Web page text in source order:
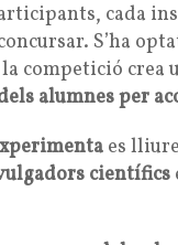
cada
S’ha
la competició crea
alumnes per
es
científics